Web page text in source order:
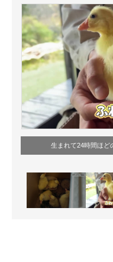
モノづくり技術者専門サイ
エレクトロニクス専門サ
電子設計の基本と応用
エネルギーの専門メディ
建設×テクノロジーの最
ちょっと気になるネット
生まれて24時間ほど